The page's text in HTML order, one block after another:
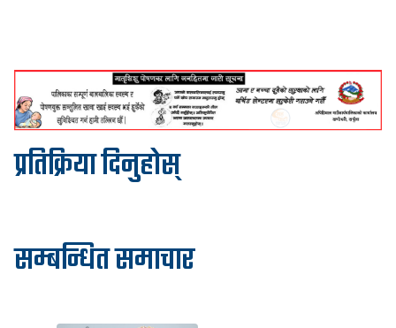
प्रतिक्रिया दिनुहोस्
सम्बन्धित समाचार